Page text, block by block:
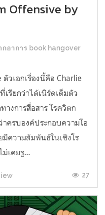
Offensive by
อาการ book hangover
ตัวเอกเรื่องนี้คือ Charlie
รียกว่าได้เนิร์ดเต็มตัว
งการสื่อสาร โรควิตก
าครบองค์ประกอบความโอ
มีความสัมพันธ์ในเชิงโร
เคยรู...
27